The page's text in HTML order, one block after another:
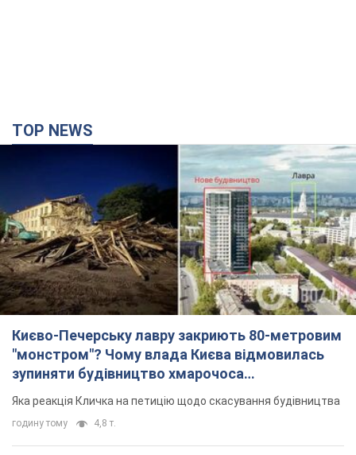
TOP NEWS
Києво-Печерську лавру закриють 80-метровим
"монстром"? Чому влада Києва відмовилась
зупиняти будівництво хмарочоса
"московського вірянина"
Яка реакція Кличка на петицію щодо скасування будівництва
годину тому 4,8 т.